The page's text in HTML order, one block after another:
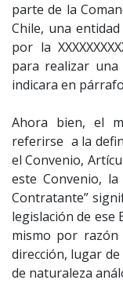
parte de la
Chile, una
por la
para realizar una
indicara en
Ahora bien, el
referirse a la
el Convenio,
este Convenio,
Contratante”
legislación de ese
mismo por razón
dirección, lugar
de naturaleza